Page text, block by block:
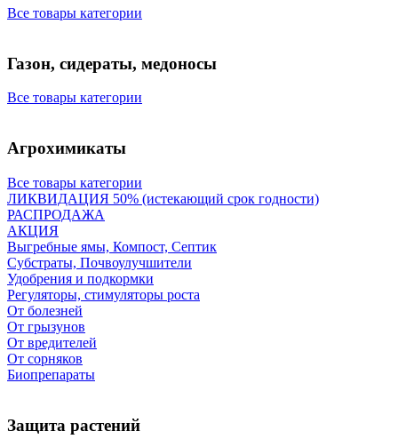
Все товары категории
Газон, сидераты, медоносы
Все товары категории
Агрохимикаты
Все товары категории
ЛИКВИДАЦИЯ 50% (истекающий срок годности)
РАСПРОДАЖА
АКЦИЯ
Выгребные ямы, Компост, Септик
Субстраты, Почвоулучшители
Удобрения и подкормки
Регуляторы, стимуляторы роста
От болезней
От грызунов
От вредителей
От сорняков
Биопрепараты
Защита растений